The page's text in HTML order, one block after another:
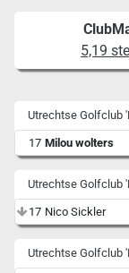
5,19
Utrechtse Golfclub
17 Milou wolters
Utrechtse Golfclub
17 Nico Sickler
Utrechtse Golfclub